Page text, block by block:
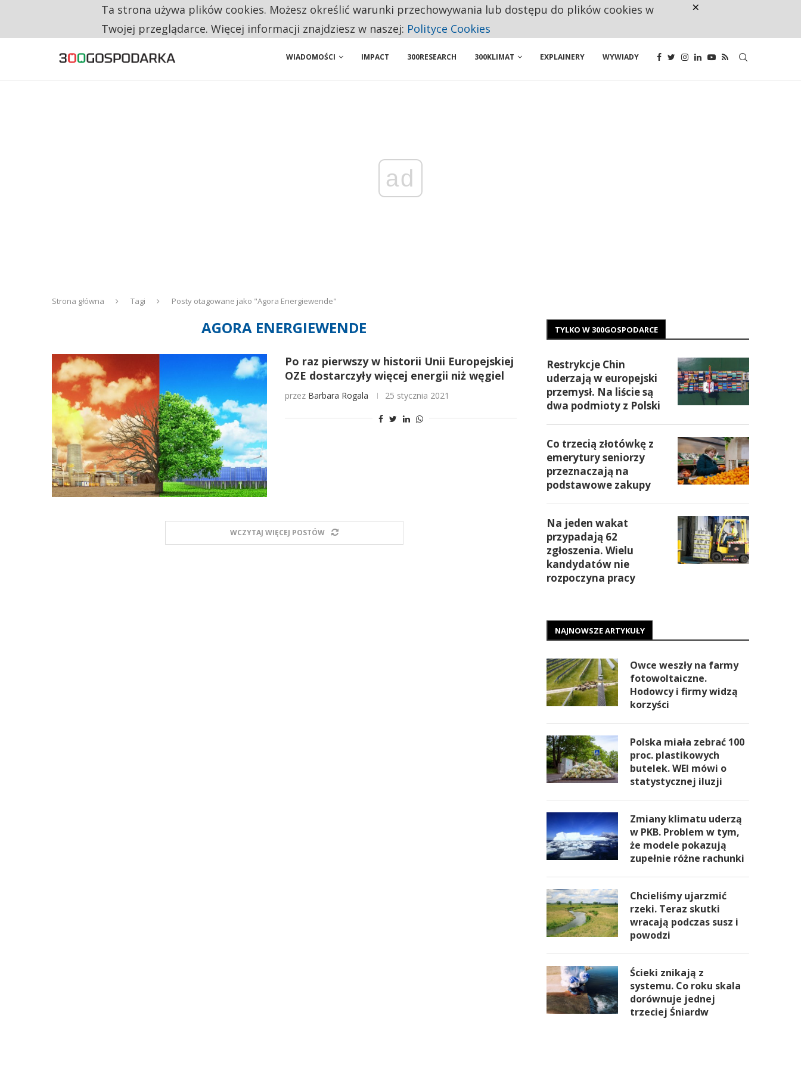
CO TRZECIĄ ZŁOTÓWKĘ Z EMERYTURY SENIORZY PRZEZNACZAJĄ NA PODSTAWOWE ZAKUPY
WIADOMOŚCI IMPACT 300RESEARCH 300KLIMAT EXPLAINERY WYWIADY
ad
Strona główna Tagi Posty otagowane jako "Agora Energiewende"
AGORA ENERGIEWENDE
Po raz pierwszy w historii Unii Europejskiej
OZE dostarczyły więcej energii niż węgiel
przez Barbara Rogala 25 stycznia 2021
WCZYTAJ WIĘCEJ POSTÓW
TYLKO W 300GOSPODARCE
Restrykcje Chin
uderzają w europejski
przemysł. Na liście są
dwa podmioty z Polski
Co trzecią złotówkę z
emerytury seniorzy
przeznaczają na
podstawowe zakupy
Na jeden wakat
przypadają 62
zgłoszenia. Wielu
kandydatów nie
rozpoczyna pracy
NAJNOWSZE ARTYKUŁY
Owce weszły na farmy
fotowoltaiczne.
Hodowcy i firmy widzą
korzyści
Polska miała zebrać 100
proc. plastikowych
butelek. WEI mówi o
statystycznej iluzji
Zmiany klimatu uderzą
w PKB. Problem w tym,
że modele pokazują
zupełnie różne rachunki
Chcieliśmy ujarzmić
rzeki. Teraz skutki
wracają podczas susz i
powodzi
Ścieki znikają z
systemu. Co roku skala
dorównuje jednej
trzeciej Śniardw
Ta strona używa plików cookies. Możesz określić warunki przechowywania lub dostępu do plików cookies w
Twojej przeglądarce. Więcej informacji znajdziesz w naszej: Polityce Cookies
×